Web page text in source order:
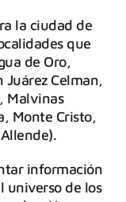
la ciudad de
que
de Oro,
Juárez Celman,
Malvinas
Monte Cristo,
información
universo de los